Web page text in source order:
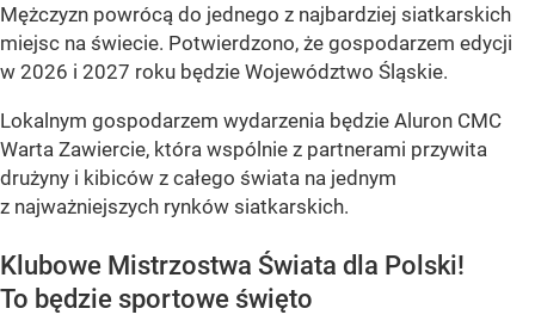
Mężczyzn powrócą do jednego z najbardziej siatkarskich
miejsc na świecie. Potwierdzono, że gospodarzem edycji
w 2026 i 2027 roku będzie Województwo Śląskie.
Lokalnym gospodarzem wydarzenia będzie Aluron CMC
Warta Zawiercie, która wspólnie z partnerami przywita
drużyny i kibiców z całego świata na jednym
z najważniejszych rynków siatkarskich.
Klubowe Mistrzostwa Świata dla Polski!
To będzie sportowe święto